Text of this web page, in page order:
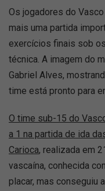
Os jogadores do
mais uma partida
exercícios finais sob
técnica. A imagem do
Gabriel Alves,
time está pronto para
O time sub-15 do
a 1 na partida de ida
Carioca, realizada em
vascaína, conhecida
placar, mas conseguiu